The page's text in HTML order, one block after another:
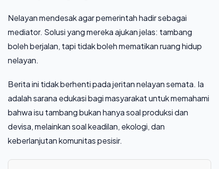
Nelayan mendesak agar pemerintah hadir sebagai
mediator. Solusi yang mereka ajukan jelas: tambang
boleh berjalan, tapi tidak boleh mematikan ruang hidup
nelayan.
Berita ini tidak berhenti pada jeritan nelayan semata. Ia
adalah sarana edukasi bagi masyarakat untuk memahami
bahwa isu tambang bukan hanya soal produksi dan
devisa, melainkan soal keadilan, ekologi, dan
keberlanjutan komunitas pesisir.